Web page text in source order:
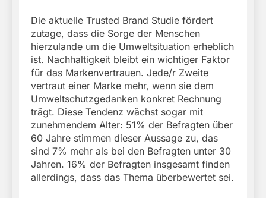
Die aktuelle Trusted Brand Studie fördert
zutage, dass die Sorge der Menschen
hierzulande um die Umweltsituation erheblich
ist. Nachhaltigkeit bleibt ein wichtiger Faktor
für das Markenvertrauen. Jede/r Zweite
vertraut einer Marke mehr, wenn sie dem
Umweltschutzgedanken konkret Rechnung
trägt. Diese Tendenz wächst sogar mit
zunehmendem Alter: 51% der Befragten über
60 Jahre stimmen dieser Aussage zu, das
sind 7% mehr als bei den Befragten unter 30
Jahren. 16% der Befragten insgesamt finden
allerdings, dass das Thema überbewertet sei.